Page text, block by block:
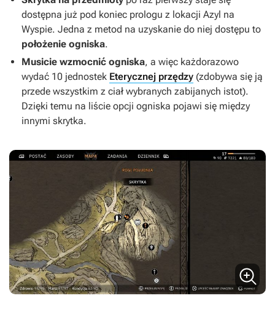
dostępna już pod koniec prologu z lokacji Azyl na
Wyspie. Jedna z metod na uzyskanie do niej dostępu to
położenie ogniska.
Musicie wzmocnić ogniska, a więc każdorazowo
wydać 10 jednostek Eterycznej przędzy (zdobywa się ją
przede wszystkim z ciał wybranych zabijanych istot).
Dzięki temu na liście opcji ogniska pojawi się między
innymi skrytka.